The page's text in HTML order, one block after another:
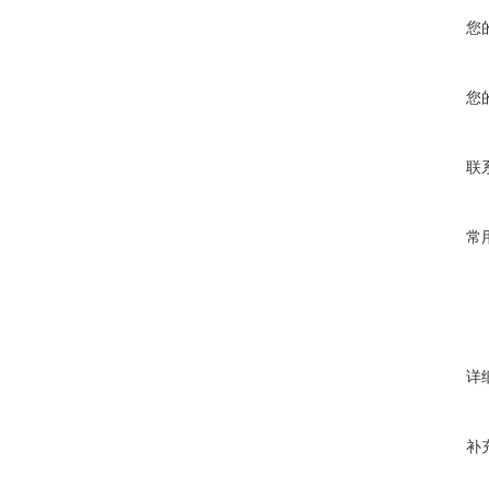
您
您
联
常
详
补